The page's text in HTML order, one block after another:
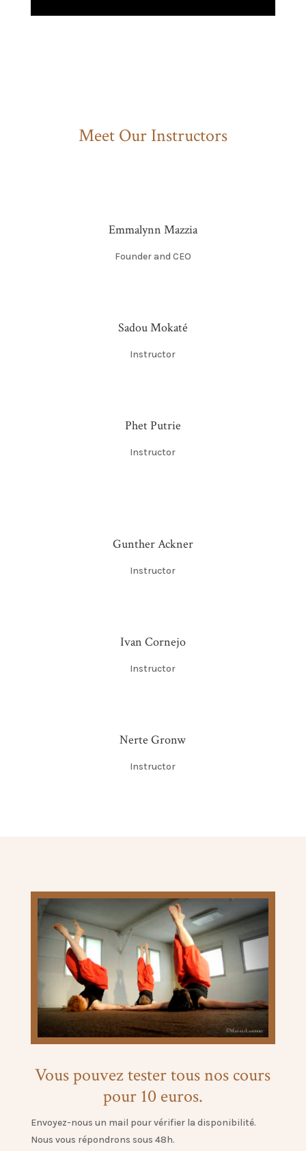
Meet Our Instructors
Emmalynn Mazzia
Founder and CEO
Sadou Mokaté
Instructor
Phet Putrie
Instructor
Gunther Ackner
Instructor
Ivan Cornejo
Instructor
Nerte Gronw
Instructor
Vous pouvez tester tous nos cours
pour 10 euros.
Envoyez-nous un mail pour vérifier la disponibilité.
Nous vous répondrons sous 48h.